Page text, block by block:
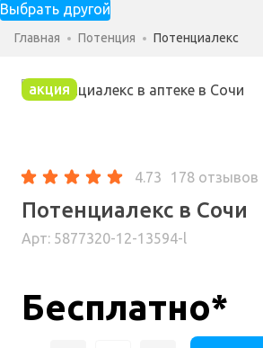
Выбрать другой
Главная Потенция Потенциалекс
акция
4.73 178 отзывов
Потенциалекс в Сочи
Арт: 5877320-12-13594-l
Бесплатно*